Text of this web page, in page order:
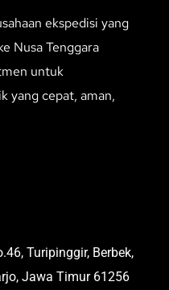
ekspedisi yang
Nusa Tenggara
untuk
yang cepat, aman,
Turipinggir, Berbek,
Jawa Timur 61256